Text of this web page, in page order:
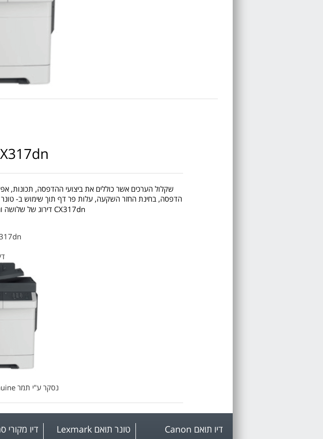
שקלול הערכים אשר כוללים את ביצועי ההדפסה, תכונות,
הדפסה, בחינת החזר השקעה, עלות פר דף תוך שימוש ב- טונר
CX317dn דירוג של שלושה וחצי כוכבים
נסקר ע"י תמר Genuine
דיו תואם Canon
טונר תואם Lexmark
דיו מקורי